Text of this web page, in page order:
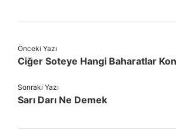
Önceki Yazı
Ciğer Soteye Hangi Baharatlar
Sonraki Yazı
Sarı Darı Ne Demek